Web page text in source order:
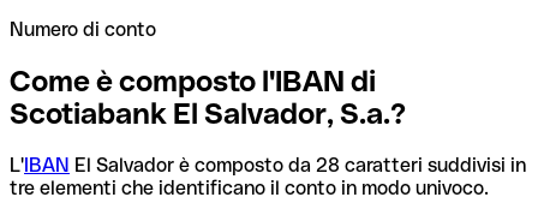
Numero di conto
Come è composto l'IBAN di
Scotiabank El Salvador, S.a.?
L'IBAN El Salvador è composto da 28 caratteri suddivisi in
tre elementi che identificano il conto in modo univoco.